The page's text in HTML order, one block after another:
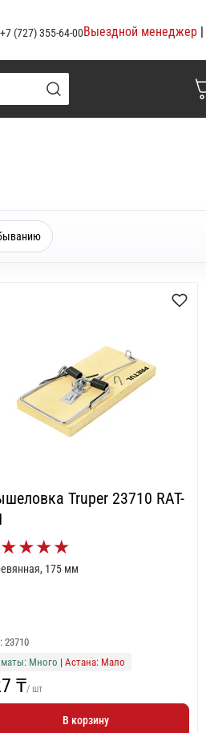
+7 (727) 355-64-00Выездной менеджер |
Truper 23710 RAT-
★★★★
175 мм
23710
Много |Астана: Мало
₸/ шт
В корзину